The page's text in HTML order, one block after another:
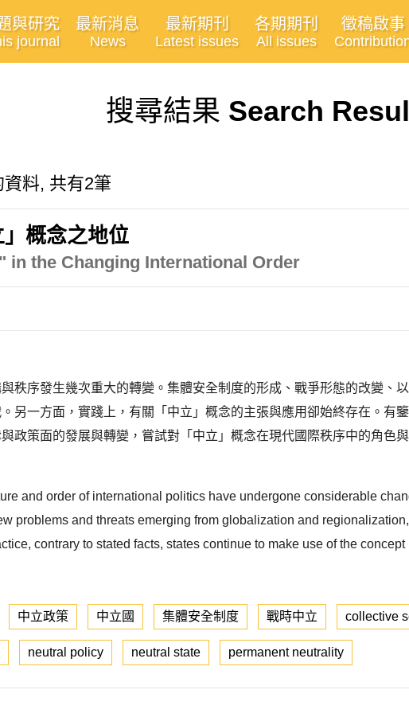
與研究
journal
最新消息
News
最新期刊
Latest issues
各期期刊
All issues
徵稿啟事
搜尋結果 Search
料, 共有2筆
概念之地位
in the Changing International Order
秩序發生幾次重大的轉變。集體安全制度的形成、戰爭形態的改變、
另一方面，實踐上，有關「中立」概念的主張與應用卻始終存在。有
政策面的發展與轉變，嘗試對「中立」概念在現代國際秩序中的角色
and order of international politics have undergone considerable
problems and threats emerging from globalization and
contrary to stated facts, states continue to make use of the
中立政策 中立國 集體安全制度 戰時中立 collective
neutral policy neutral state permanent neutrality